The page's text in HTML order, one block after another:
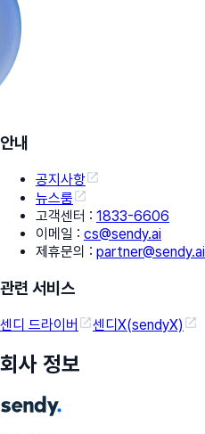
안내
공지사항
뉴스룸
고객센터 : 1833-6606
이메일 : cs@sendy.ai
제휴문의 : partner@sendy.ai
관련 서비스
센디 드라이버 센디X(sendyX)
회사 정보